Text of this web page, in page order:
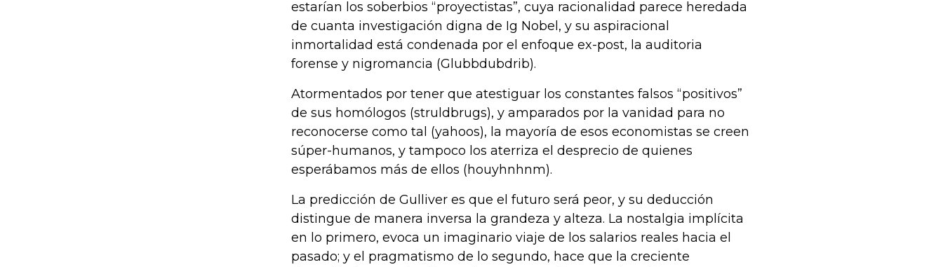
estarían los soberbios “proyectistas”, cuya racionalidad parece heredada
de cuanta investigación digna de Ig Nobel, y su aspiracional
inmortalidad está condenada por el enfoque ex-post, la auditoria
forense y nigromancia (Glubbdubdrib).
Atormentados por tener que atestiguar los constantes falsos “positivos”
de sus homólogos (struldbrugs), y amparados por la vanidad para no
reconocerse como tal (yahoos), la mayoría de esos economistas se creen
súper-humanos, y tampoco los aterriza el desprecio de quienes
esperábamos más de ellos (houyhnhnm).
La predicción de Gulliver es que el futuro será peor, y su deducción
distingue de manera inversa la grandeza y alteza. La nostalgia implícita
en lo primero, evoca un imaginario viaje de los salarios reales hacia el
pasado; y el pragmatismo de lo segundo, hace que la creciente